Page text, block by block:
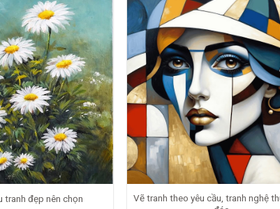
tranh đẹp nên chọn
Vẽ tranh theo yêu cầu, tranh nghệ